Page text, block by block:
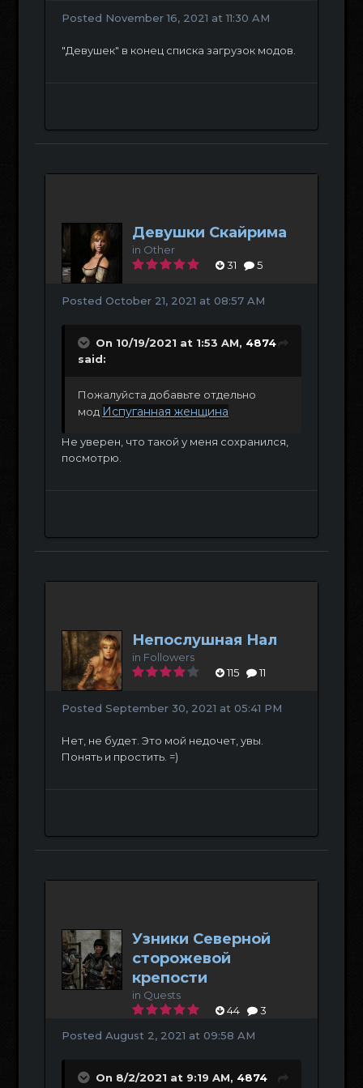
Posted November 16, 2021 at 11:30 AM
"Девушек" в конец списка загрузок модов.
Девушки Скайрима
in Other
31
5
Posted October 21, 2021 at 08:57 AM
On 10/19/2021 at 1:53 AM, 4874
said:
Пожалуйста добавьте отдельно
мод Испуганная женщина
Не уверен, что такой у меня сохранился,
посмотрю.
Непослушная Нал
in Followers
115
11
Posted September 30, 2021 at 05:41 PM
Нет, не будет. Это мой недочет, увы.
Понять и простить. =)
Узники Северной
сторожевой
крепости
in Quests
44
3
Posted August 2, 2021 at 09:58 AM
On 8/2/2021 at 9:19 AM, 4874